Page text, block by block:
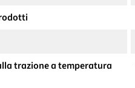
trazione a temperatura